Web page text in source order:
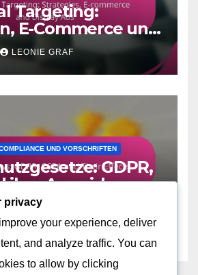
Targeting:
E-Commerce und
LEONIE GRAF
UND VORSCHRIFTEN
GDPR,
ihre Auswirkungen
LEONIE GRAF
privacy
your experience, deliver
and analyze traffic. You can
to allow by clicking